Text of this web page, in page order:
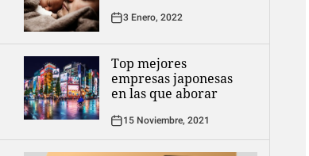
3 Enero, 2022
Top mejores
empresas japonesas
en las que aborar
15 Noviembre, 2021